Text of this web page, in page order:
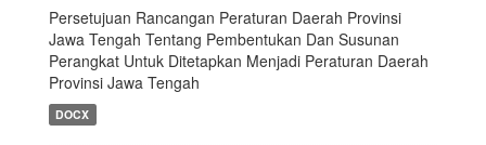
Persetujuan Rancangan Peraturan Daerah Provinsi
Jawa Tengah Tentang Pembentukan Dan Susunan
Perangkat Untuk Ditetapkan Menjadi Peraturan Daerah
Provinsi Jawa Tengah
DOCX